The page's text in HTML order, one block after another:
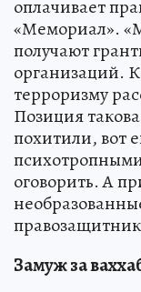
оплачивает
«Мемориал».
получают
организаций.
терроризму
Позиция
похитили, вот
оговорить. А
Замуж за